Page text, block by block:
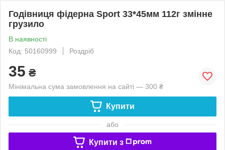
Годівниця фідерна Sport 33*45мм 112г змінне
грузило
В наявності
Код: 50160999
Роздріб
35 ₴
Мінімальна сума замовлення на сайті — 300 ₴
Купити
або
Купити з